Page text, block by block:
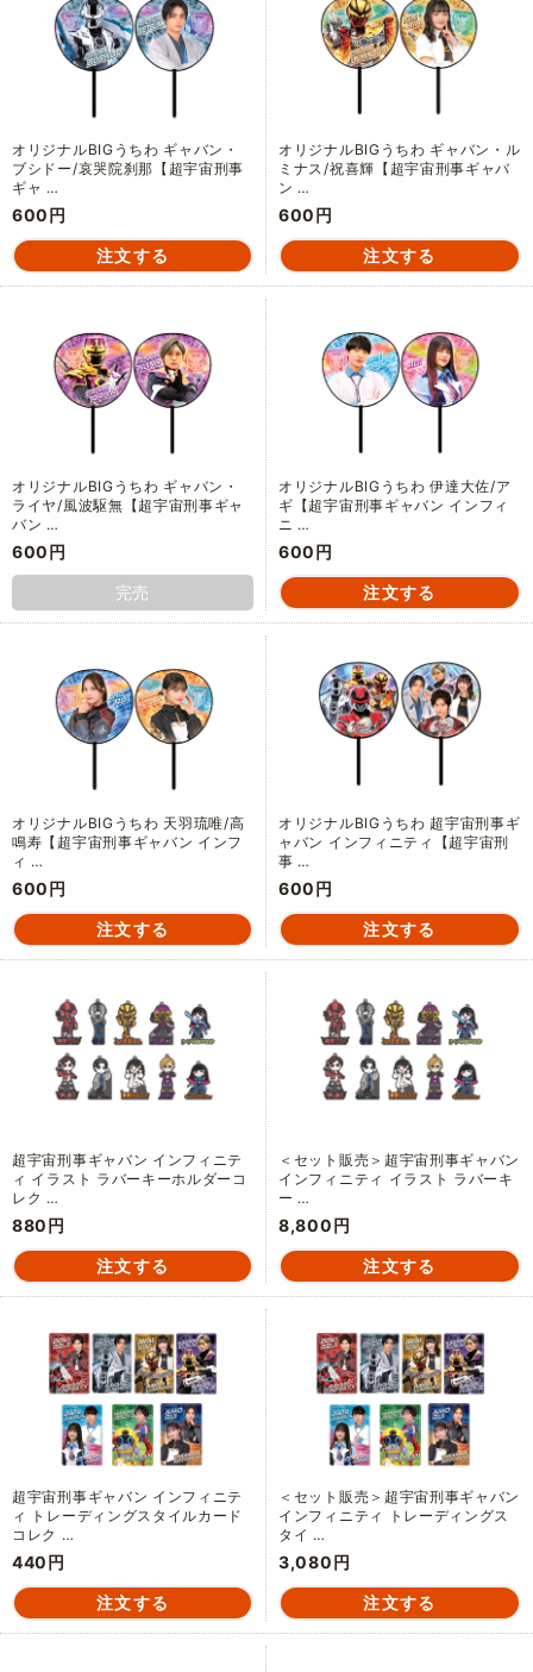
オリジナルBIGうちわ ギャバン・
ブシドー/哀哭院刹那【超宇宙刑事
ギャ …
600円
オリジナルBIGうちわ ギャバン・ル
ミナス/祝喜輝【超宇宙刑事ギャバ
ン …
600円
オリジナルBIGうちわ ギャバン・
ライヤ/風波駆無【超宇宙刑事ギャ
バン …
600円
完売
オリジナルBIGうちわ 伊達大佐/ア
ギ【超宇宙刑事ギャバン インフィ
ニ …
600円
オリジナルBIGうちわ 天羽琉唯/高
鳴寿【超宇宙刑事ギャバン インフ
ィ …
600円
オリジナルBIGうちわ 超宇宙刑事ギ
ャバン インフィニティ【超宇宙刑
事 …
600円
超宇宙刑事ギャバン インフィニテ
ィ イラスト ラバーキーホルダーコ
レク …
880円
＜セット販売＞超宇宙刑事ギャバン
インフィニティ イラスト ラバーキ
ー …
8,800円
超宇宙刑事ギャバン インフィニテ
ィ トレーディングスタイルカード
コレク …
440円
＜セット販売＞超宇宙刑事ギャバン
インフィニティ トレーディングス
タイ …
3,080円